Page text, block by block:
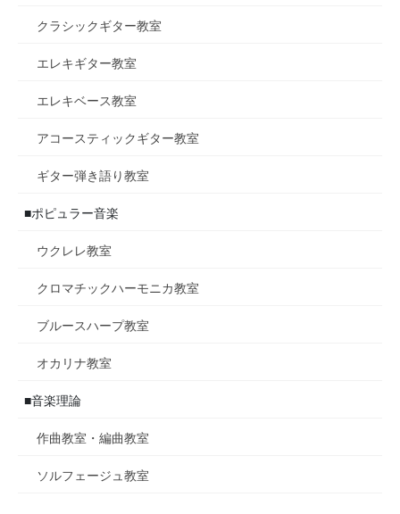
クラシックギター教室
エレキギター教室
エレキベース教室
アコースティックギター教室
ギター弾き語り教室
■ポピュラー音楽
ウクレレ教室
クロマチックハーモニカ教室
ブルースハープ教室
オカリナ教室
■音楽理論
作曲教室・編曲教室
ソルフェージュ教室